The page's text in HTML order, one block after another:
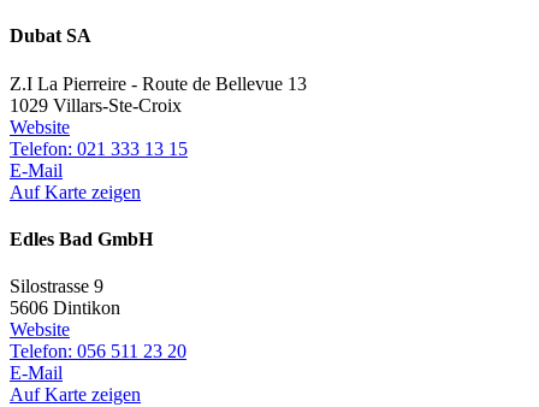
Dubat SA
Z.I La Pierreire - Route de Bellevue 13
1029 Villars-Ste-Croix
Website
Telefon: 021 333 13 15
E-Mail
Auf Karte zeigen
Edles Bad GmbH
Silostrasse 9
5606 Dintikon
Website
Telefon: 056 511 23 20
E-Mail
Auf Karte zeigen